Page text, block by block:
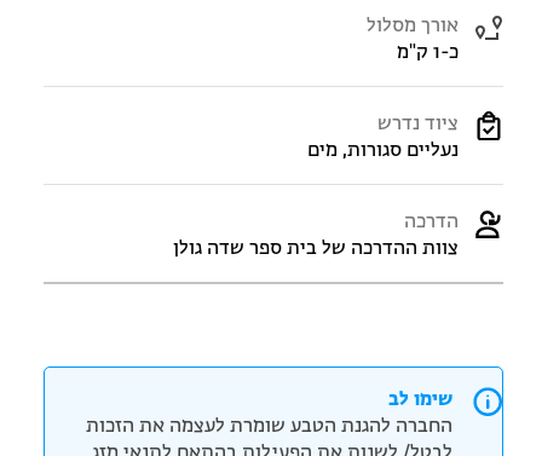
אורך מסלול
כ-1 ק"מ
ציוד נדרש
נעליים סגורות, מים
הדרכה
צוות ההדרכה של בית ספר שדה גולן
שימו לב
החברה להגנת הטבע שומרת לעצמה את הזכות